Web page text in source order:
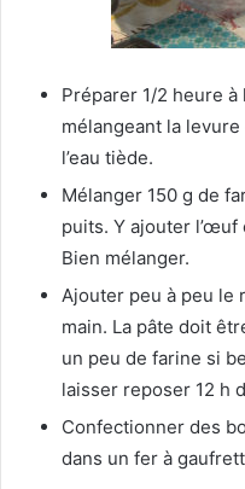
Préparer 1/2 heure à
mélangeant la
l’eau tiède.
Mélanger 150 g de
puits. Y ajouter
Bien mélanger.
Ajouter peu à peu le
main. La pâte doit
un peu de farine si
laisser reposer 12 h
Confectionner des
dans un fer à